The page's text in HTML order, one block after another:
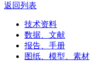
返回列表
技术资料
数据、文献
报告、手册
图纸、模型、素材